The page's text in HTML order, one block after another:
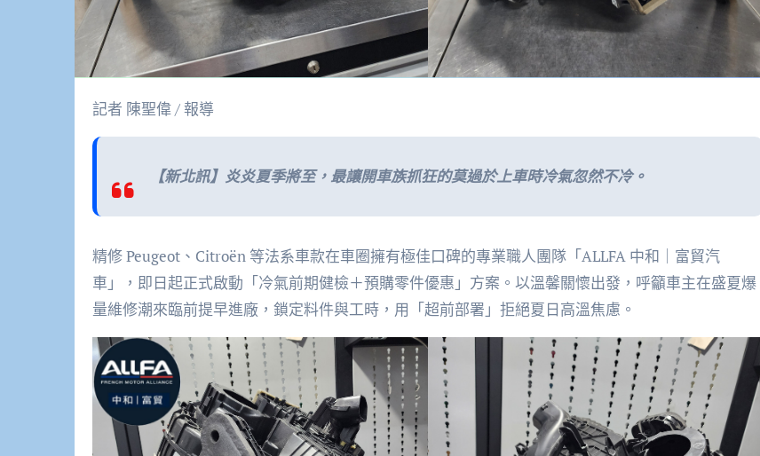
記者 陳聖偉 / 報導
【新北訊】炎炎夏季將至，最讓開車族抓狂的莫過於上車時冷氣忽然不冷。
精修 Peugeot、Citroën 等法系車款在車圈擁有極佳口碑的專業職人團隊「ALLFA 中和｜富貿汽
車」，即日起正式啟動「冷氣前期健檢＋預購零件優惠」方案。以溫馨關懷出發，呼籲車主在盛夏爆
量維修潮來臨前提早進廠，鎖定料件與工時，用「超前部署」拒絕夏日高溫焦慮。